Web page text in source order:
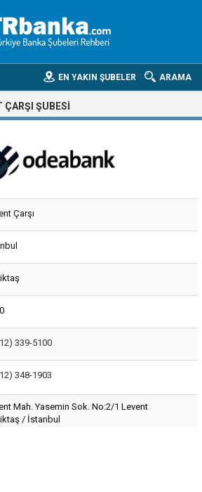
ARAMA
EN YAKIN ŞUBELER
ÇARŞI ŞUBESI
Çarşı
339-5100
348-1903
Mah. Yasemin Sok. No:2/1 Levent
/ İstanbul